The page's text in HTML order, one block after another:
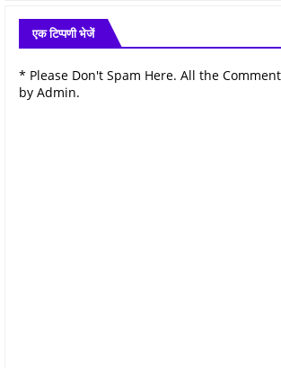
एक टिप्पणी भेजें
* Please Don't Spam Here. All the
by Admin.